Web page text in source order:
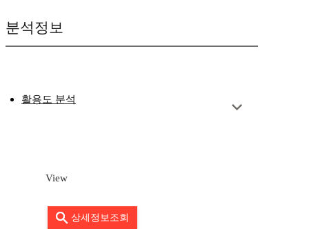
분석정보
활용도 분석
View
상세정보조회